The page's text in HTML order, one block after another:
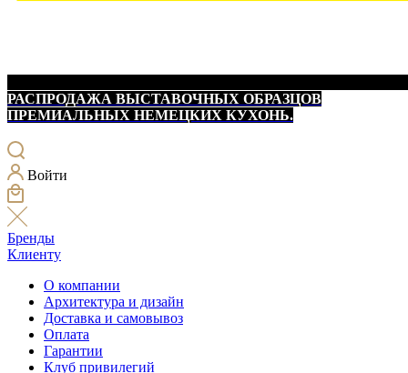
РАСПРОДАЖА ВЫСТАВОЧНЫХ ОБРАЗЦОВ
ПРЕМИАЛЬНЫХ НЕМЕЦКИХ КУХОНЬ.
Войти
Бренды
Клиенту
О компании
Архитектура и дизайн
Доставка и самовывоз
Оплата
Гарантии
Клуб привилегий